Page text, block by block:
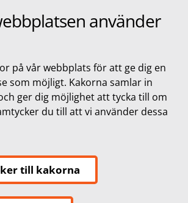
använder
på vår webbplats för att ge dig en
som möjligt. Kakorna samlar in
ger dig möjlighet att tycka till om
du till att vi använder dessa
till kakorna